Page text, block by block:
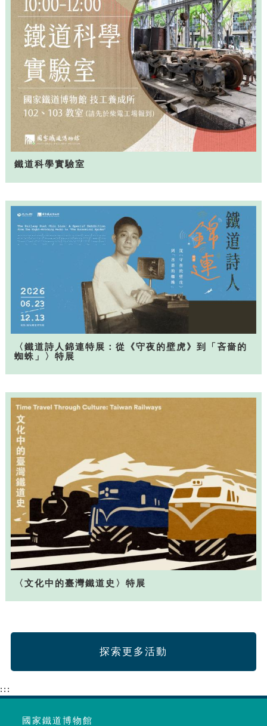
鐵道科學實驗室
〈鐵道詩人錦連特展：從《守夜的壁虎》到「吝嗇的
蜘蛛」〉特展
〈文化中的臺灣鐵道史〉特展
探索更多活動
:::
國家鐵道博物館